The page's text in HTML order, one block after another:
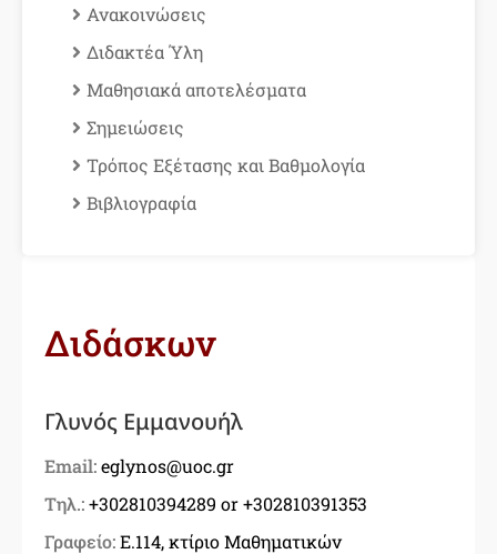
Διδάσκων
Γλυνός Εμμανουήλ
Email:eglynos@uoc.gr
Τηλ.:+302810394289 or +302810391353
Γραφείο:E.114, κτίριο Μαθηματικών
Ανακοινώσεις
Διδακτέα Ύλη
Μαθησιακά αποτελέσματα
Σημειώσεις
Τρόπος Εξέτασης και Βαθμολογία
Βιβλιογραφία